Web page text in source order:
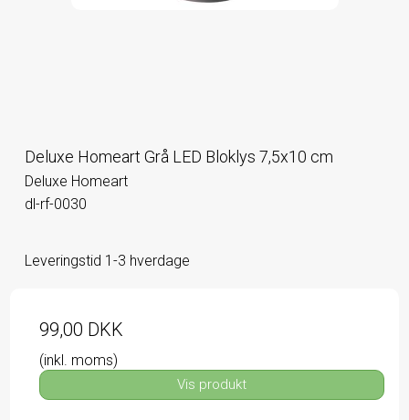
Deluxe Homeart Grå LED Bloklys 7,5x10 cm
Deluxe Homeart
dl-rf-0030
Leveringstid 1-3 hverdage
99,00 DKK
(inkl. moms)
Vis produkt